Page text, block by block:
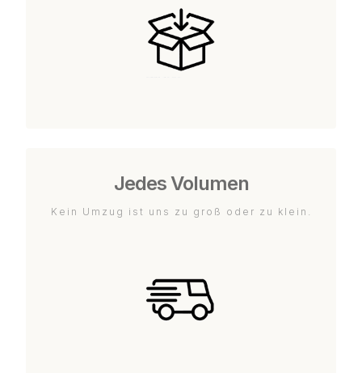
Jedes Volumen
Kein Umzug ist uns zu groß oder zu klein.